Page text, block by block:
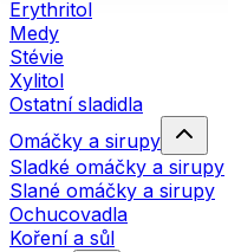
Erythritol
Medy
Stévie
Xylitol
Ostatní sladidla
Omáčky a sirupy
Sladké omáčky a sirupy
Slané omáčky a sirupy
Ochucovadla
Koření a sůl